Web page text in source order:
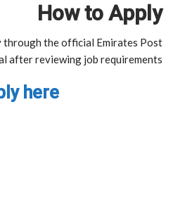
How to Apply
through the official Emirates Post
after reviewing job requirements.
here